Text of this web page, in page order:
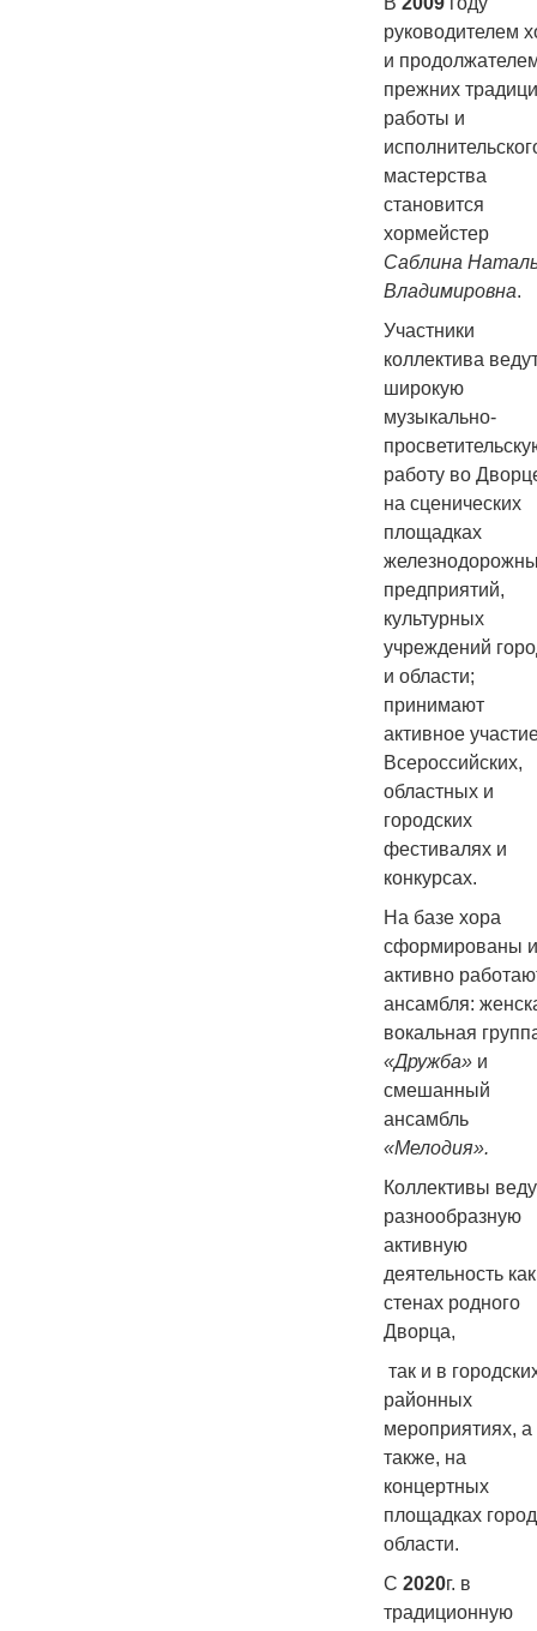
руководителем
и
прежних
работы и
мастерства
становится
хормейстер
Саблина
Владимировна.
Участники
коллектива
широкую
музыкально-
работу во
на сценических
площадках
предприятий,
культурных
учреждений
и области;
принимают
активное
Всероссийских,
областных и
городских
фестивалях и
конкурсах.
На базе хора
сформированы и
активно
ансамбля:
вокальная
«Дружба» и
смешанный
ансамбль
«Мелодия».
Коллективы
разнообразную
активную
деятельность
стенах родного
Дворца,
так и в
районных
мероприятиях, а
также, на
концертных
площадках
области.
С 2020г. в
традиционную